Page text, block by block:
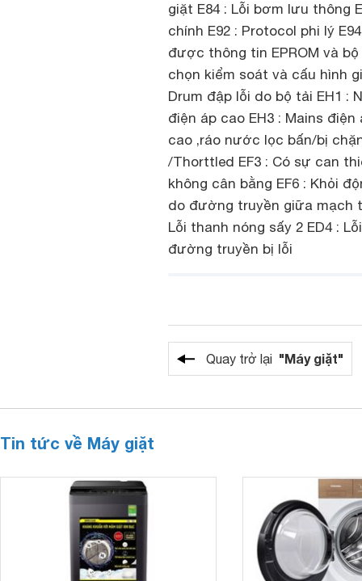
giặt E84 : Lỗi bơm lưu thông
chính E92 : Protocol phi lý
được thông tin EPROM và
chọn kiểm soát và cấu hình
Drum đập lỗi do bộ tải EH1 :
điện áp cao EH3 : Mains
cao ,ráo nước lọc bấn/bị
/Thorttled EF3 : Có sự can
không cân bằng EF6 : Khỏi
do đường truyền giữa mạch
Lỗi thanh nóng sấy 2 ED4 :
đường truyền bị lỗi
Quay trở lại "Máy giặt"
Tin tức về Máy giặt